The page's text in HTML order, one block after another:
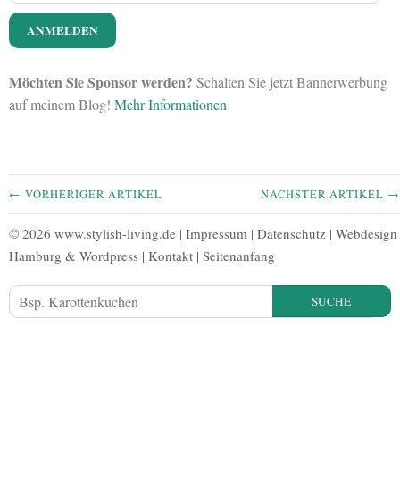
Möchten Sie Sponsor werden? Schalten Sie jetzt Bannerwerbung
auf meinem Blog! Mehr Informationen
← VORHERIGER ARTIKEL NÄCHSTER ARTIKEL →
© 2026 www.stylish-living.de | Impressum | Datenschutz | Webdesign
Hamburg & Wordpress | Kontakt | Seitenanfang
SUCHE